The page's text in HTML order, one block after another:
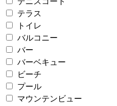
テラス
トイレ
バルコニー
バー
バーベキュー
ビーチ
プール
マウンテンビュー